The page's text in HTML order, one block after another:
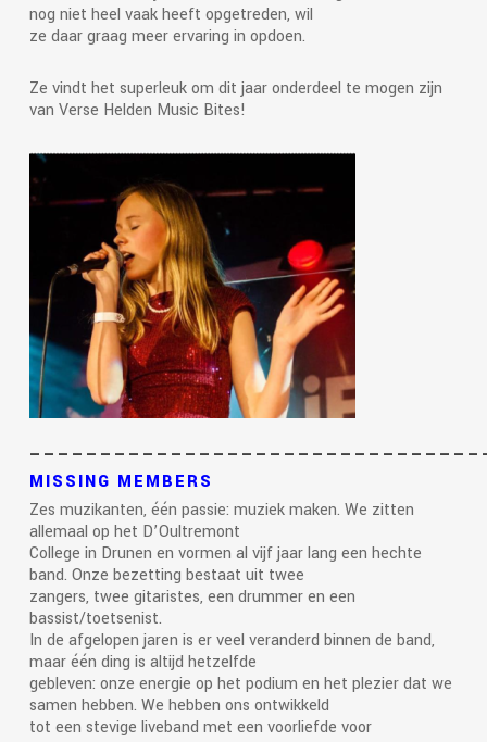
nog niet heel vaak heeft opgetreden, wil
ze daar graag meer ervaring in opdoen.
Ze vindt het superleuk om dit jaar onderdeel te mogen zijn
van Verse Helden Music Bites!
MISSING MEMBERS
Zes muzikanten, één passie: muziek maken. We zitten
allemaal op het D’Oultremont
College in Drunen en vormen al vijf jaar lang een hechte
band. Onze bezetting bestaat uit twee
zangers, twee gitaristes, een drummer en een
bassist/toetsenist.
In de afgelopen jaren is er veel veranderd binnen de band,
maar één ding is altijd hetzelfde
gebleven: onze energie op het podium en het plezier dat we
samen hebben. We hebben ons ontwikkeld
tot een stevige liveband met een voorliefde voor